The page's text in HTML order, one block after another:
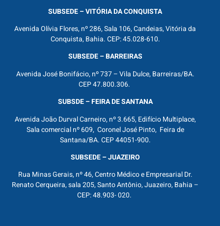
SUBSEDE – VITÓRIA DA CONQUISTA
Avenida Olívia Flores, nº 286, Sala 106, Candeias, Vitória da
Conquista, Bahia. CEP: 45.028-610.
SUBSEDE – BARREIRAS
Avenida José Bonifácio, nº 737 – Vila Dulce, Barreiras/BA.
CEP 47.800.306.
SUBSDE – FEIRA DE SANTANA
Avenida João Durval Carneiro, nº 3.665, Edifício Multiplace,
Sala comercial nº 609, Coronel José Pinto, Feira de
Santana/BA. CEP 44051-900.
SUBSEDE – JUAZEIRO
Rua Minas Gerais, nº 46, Centro Médico e Empresarial Dr.
Renato Cerqueira, sala 205, Santo Antônio, Juazeiro, Bahia –
CEP: 48.903- 020.